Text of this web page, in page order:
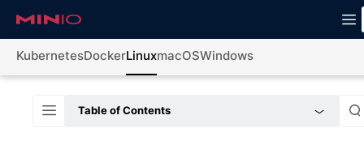
KubernetesDockerLinuxmacOSWindows
Table of Contents